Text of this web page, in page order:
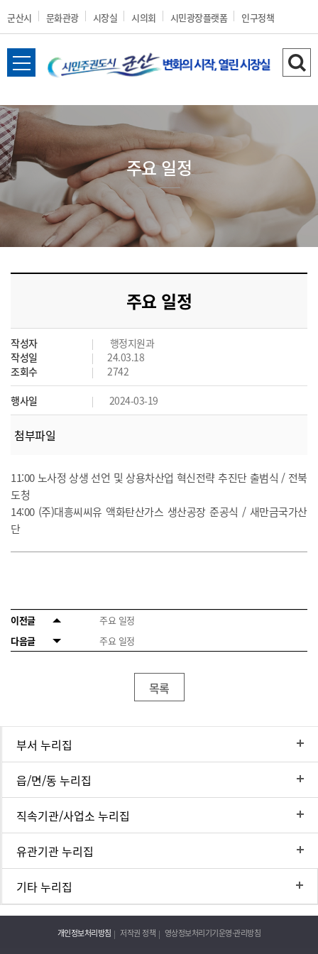
군산시 문화관광 시장실 시의회 시민광장플랫폼 인구정책
전
메
뉴
열
기
검
하
주요 일정
주요 일정
작성자
행정지원과
작성일
24.03.18
조회수
2742
행사일 2024-03-19
첨부파일
11:00 노사정 상생 선언 및 상용차산업 혁신전략 추진단 출범식 / 전북
도청
14:00 (주)대흥씨씨유 액화탄산가스 생산공장 준공식 / 새만금국가산
단
이전글
주요 일정
다음글
주요 일정
목록
부서 누리집
읍/면/동 누리집
직속기관/사업소 누리집
유관기관 누리집
기타 누리집
개인정보처리방침 저작권 정책 영상정보처리기기운영·관리방침